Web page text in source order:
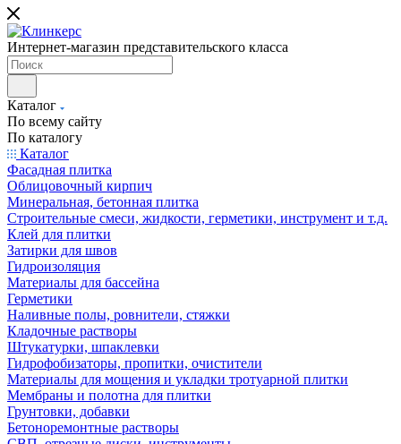
Интернет-магазин представительского класса
Каталог
По всему сайту
По каталогу
Каталог
Фасадная плитка
Облицовочный кирпич
Минеральная, бетонная плитка
Строительные смеси, жидкости, герметики, инструмент и т.д.
Клей для плитки
Затирки для швов
Гидроизоляция
Материалы для бассейна
Герметики
Наливные полы, ровнители, стяжки
Кладочные растворы
Штукатурки, шпаклевки
Гидрофобизаторы, пропитки, очистители
Материалы для мощения и укладки тротуарной плитки
Мембраны и полотна для плитки
Грунтовки, добавки
Бетоноремонтные растворы